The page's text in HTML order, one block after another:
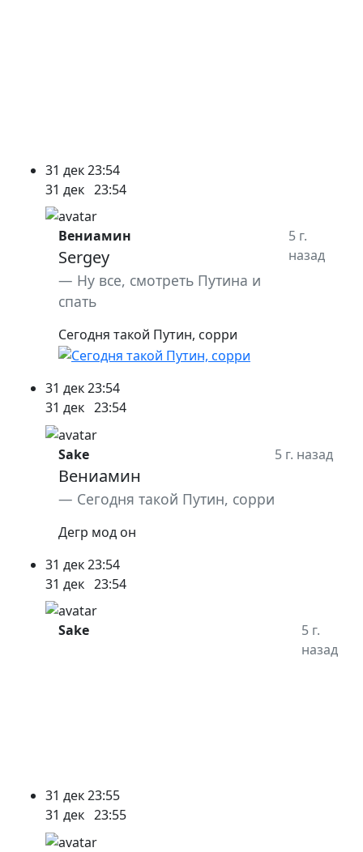
31 дек23:54
31 дек 23:54
Вениамин
Sergey
Ну все, смотреть Путина и
спать
Сегодня такой Путин, сорри
5 г.
назад
31 дек23:54
31 дек 23:54
Sake
Вениамин
Сегодня такой Путин, сорри
Дегр мод он
5 г. назад
31 дек23:54
31 дек 23:54
Sake
5 г.
назад
31 дек23:55
31 дек 23:55